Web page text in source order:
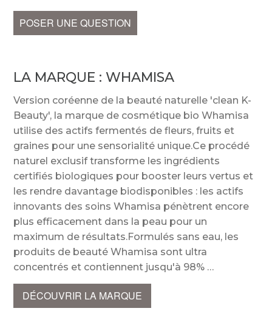
POSER UNE QUESTION
LA MARQUE :WHAMISA
Version coréenne de la beauté naturelle 'clean K-
Beauty', la marque de cosmétique bio Whamisa
utilise des actifs fermentés de fleurs, fruits et
graines pour une sensorialité unique.Ce procédé
naturel exclusif transforme les ingrédients
certifiés biologiques pour booster leurs vertus et
les rendre davantage biodisponibles : les actifs
innovants des soins Whamisa pénètrent encore
plus efficacement dans la peau pour un
maximum de résultats.Formulés sans eau, les
produits de beauté Whamisa sont ultra
concentrés et contiennent jusqu'à 98%
DÉCOUVRIR LA MARQUE